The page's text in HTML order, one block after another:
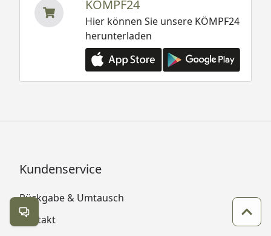
KÖMPF24
Hier können Sie unsere KÖMPF24
herunterladen
Kundenservice
Rückgabe & Umtausch
Kontakt
Kontakt öffnen